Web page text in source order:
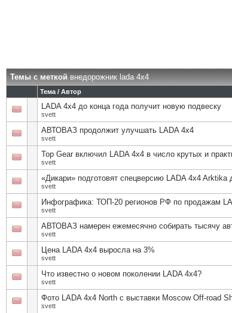
Темы с меткойвнедорожник lada 4x4
Тема / Автор
LADA 4x4 до конца года получит новую подвеску
svett
АВТОВАЗ продолжит улучшать LADA 4x4
svett
Top Gear включил LADA 4x4 в число крутых и
svett
«Дикари» подготовят спецверсию LADA 4x4
svett
Инфографика: ТОП-20 регионов РФ по продажам
svett
АВТОВАЗ намерен ежемесячно собирать тысячу
svett
Цена LADA 4x4 выросла на 3%
svett
Что известно о новом поколении LADA 4х4?
svett
Фото LADA 4x4 North с выставки Moscow Off-road
svett